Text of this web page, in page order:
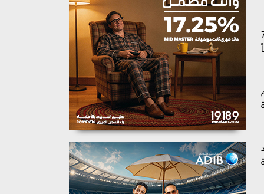
ألفا و795
قدمت 468 ألفاً